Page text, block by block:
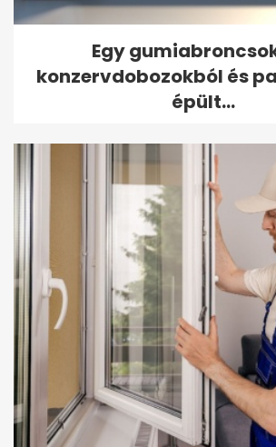
Egy
konzervdobozokból és
épült...